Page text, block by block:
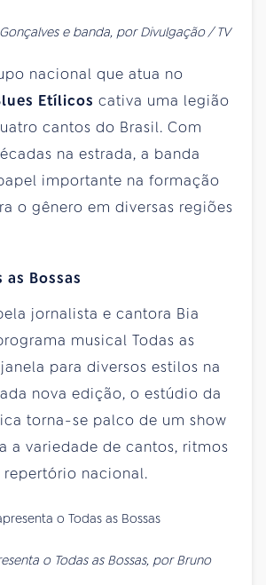
e banda, por Divulgação / TV
nacional que atua no
Etílicos cativa uma legião
cantos do Brasil. Com
na estrada, a banda
importante na formação
o gênero em diversas regiões
as Bossas
jornalista e cantora Bia
musical Todas as
para diversos estilos na
nova edição, o estúdio da
torna-se palco de um show
a variedade de cantos, ritmos
repertório nacional.
o Todas as Bossas, por Bruno